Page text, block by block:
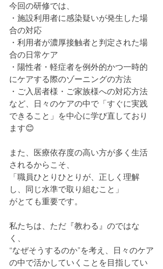
今回の研修では、
・施設利用者に感染疑いが発生した場
合の対応
・利用者が濃厚接触者と判定された場
合の日常ケア
・陽性者・軽症者を例外的かつ一時的
にケアする際のゾーニングの方法
・ご入居者様・ご家族様への対応方法
など、日々のケアの中で「すぐに実践
できること」を中心に学び直しており
ます😊
また、医療依存度の高い方が多く生活
されるからこそ、
「職員ひとりひとりが、正しく理解
し、同じ水準で取り組むこと」
がとても重要です。
私たちは、ただ『教わる』のではな
く、
“なぜそうするのか”を考え、日々のケア
の中で活かしていくことを目指してい